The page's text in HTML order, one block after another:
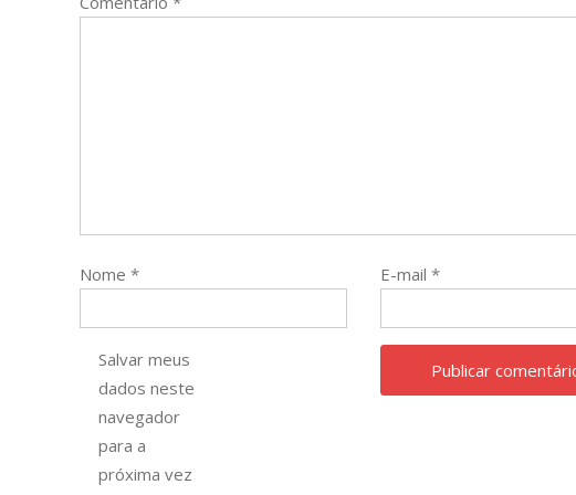
Nome * E-mail *
Salvar meus
dados neste
navegador
para a
próxima vez